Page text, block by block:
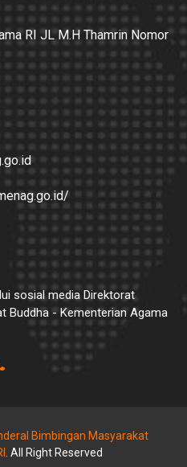
RI JL M.H Thamrin Nomor
sosial media Direktorat
Buddha - Kementerian Agama
Bimbingan Masyarakat
. All Right Reserved